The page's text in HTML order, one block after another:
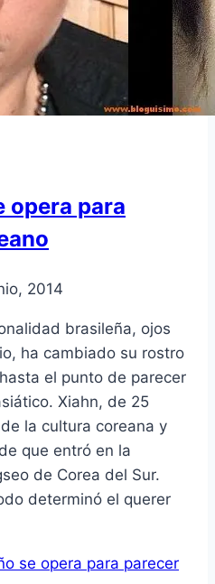
opera para
2014
brasileña, ojos
ha cambiado su rostro
el punto de parecer
Xiahn, de 25
la cultura coreana y
que entró en la
de Corea del Sur.
determinó el querer
se opera para parecer